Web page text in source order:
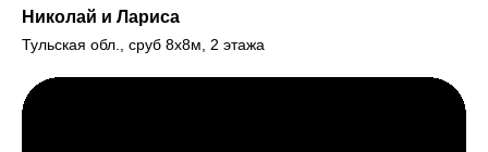
Николай и Лариса
Тульская обл., сруб 8х8м, 2 этажа